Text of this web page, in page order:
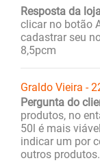
Resposta da
clicar no botão
cadastrar seu
8,5pcm
Graldo Vieira -
Pergunta do
produtos, no
50l é mais
indicar um por
outros produtos.